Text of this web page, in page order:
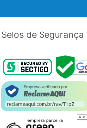
Selos de